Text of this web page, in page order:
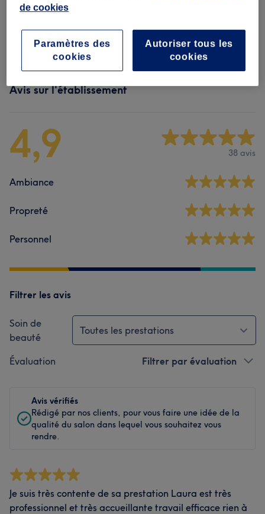
Manucure (8
Beauté Des Mains & Des Pieds (4) à partir de 20 €
Avis sur l'établissement
4,9 38 avis
Ambiance
Propreté
Personnel
Filtrer les avis
Soin de
beauté
Toutes les prestations
Évaluation Filtrer par évaluation
Avis vérifiés
Rédigé par nos clients, pour vous faire une idée de la
qualité du salon dans lequel vous souhaitez vous
rendre.
Je suis très contente de sa prestation Laura est très
professionnel et très accueillante travail efficace rien à
de cookies
Autoriser tous les
cookies
Paramètres des
cookies